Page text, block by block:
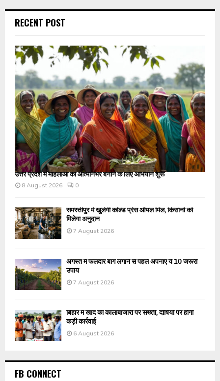
RECENT POST
उत्तर प्रदेश में महिलाओं को आत्मनिर्भर बनाने के लिए अभियान शुरू
8 August 2026
0
समस्तीपुर में खुलेगी कोल्ड प्रेस ऑयल मिल, किसानों को
मिलेगा अनुदान
7 August 2026
अगस्त में फलदार बाग लगाने से पहले अपनाएं ये 10 जरूरी
उपाय
7 August 2026
बिहार में खाद की कालाबाजारी पर सख्ती, दोषियों पर होगी
कड़ी कार्रवाई
6 August 2026
FB CONNECT